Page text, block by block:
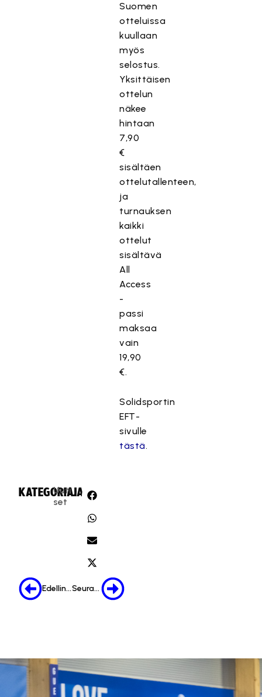
Suomen
otteluissa
kuullaan
myös
selostus.
Yksittäisen
ottelun
näkee
hintaan
7,90
€
sisältäen
ottelutallenteen,
ja
turnauksen
kaikki
ottelut
sisältävä
All
Access
-
passi
maksaa
vain
19,90
€.
Solidsportin
EFT-
sivulle
tästä.
KATEGORIA:
Uuti
set
JAA:
Edellinen Seuraava